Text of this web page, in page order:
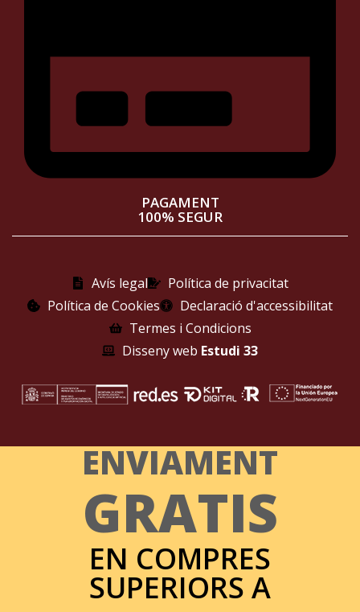
PAGAMENT
100% SEGUR
Avís legal
Política de privacitat
Política de Cookies
Declaració d'accessibilitat
Termes i Condicions
Disseny web Estudi 33
ENVIAMENT
GRATIS
EN COMPRES
SUPERIORS A